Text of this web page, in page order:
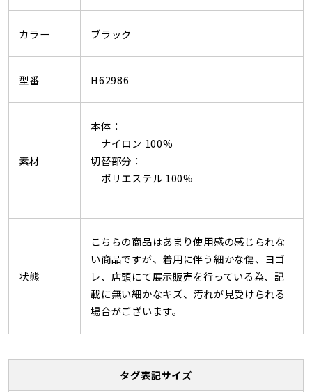
カラー ブラック
型番 H62986
素材
本体：
ナイロン 100%
切替部分：
ポリエステル 100%
状態
こちらの商品はあまり使用感の感じられな
い商品ですが、着用に伴う細かな傷、ヨゴ
レ、店頭にて展示販売を行っている為、記
載に無い細かなキズ、汚れが見受けられる
場合がございます。
タグ表記サイズ